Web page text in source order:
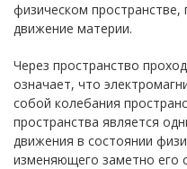
физическом
движение материи.
Через пространство
означает, что
собой колебания
пространства является
движения в состоянии
изменяющего заметно его